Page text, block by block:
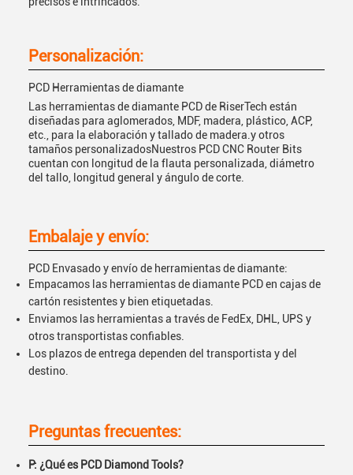
Personalización:
PCD Herramientas de diamante
Las herramientas de diamante PCD de RiserTech están
diseñadas para aglomerados, MDF, madera, plástico, ACP,
etc., para la elaboración y tallado de madera.y otros
tamaños personalizadosNuestros PCD CNC Router Bits
cuentan con longitud de la flauta personalizada, diámetro
del tallo, longitud general y ángulo de corte.
Embalaje y envío:
PCD Envasado y envío de herramientas de diamante:
Empacamos las herramientas de diamante PCD en cajas de
cartón resistentes y bien etiquetadas.
Enviamos las herramientas a través de FedEx, DHL, UPS y
otros transportistas confiables.
Los plazos de entrega dependen del transportista y del
destino.
Preguntas frecuentes:
P: ¿Qué es PCD Diamond Tools?